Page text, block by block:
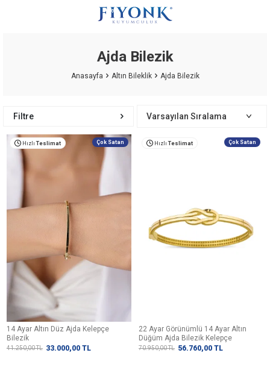
Ajda Bilezik
Anasayfa Altın Bileklik Ajda Bilezik
Filtre
Hızlı Teslimat Çok Satan
14 Ayar Altın Düz Ajda Kelepçe
Bilezik
41.250,00TL 33.000,00 TL
Hızlı Teslimat Çok Satan
22 Ayar Görünümlü 14 Ayar Altın
Düğüm Ajda Bilezik Kelepçe
70.950,00TL 56.760,00 TL